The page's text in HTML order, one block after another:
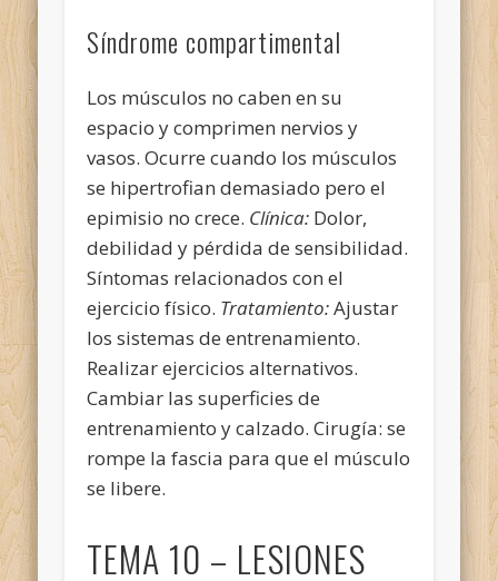
Síndrome compartimental
Los músculos no caben en su
espacio y comprimen nervios y
vasos. Ocurre cuando los músculos
se hipertrofian demasiado pero el
epimisio no crece. Clínica: Dolor,
debilidad y pérdida de sensibilidad.
Síntomas relacionados con el
ejercicio físico. Tratamiento:Ajustar
los sistemas de entrenamiento.
Realizar ejercicios alternativos.
Cambiar las superficies de
entrenamiento y calzado. Cirugía: se
rompe la fascia para que el músculo
se libere.
TEMA 10 – LESIONES